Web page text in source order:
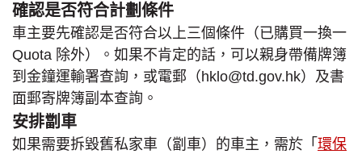
確認是否符合計劃條件
車主要先確認是否符合以上三個條件（已購買一換一
Quota 除外）。如果不肯定的話，可以親身帶備牌簿
到金鐘運輸署查詢，或電郵（hklo@td.gov.hk）及書
面郵寄牌簿副本查詢。
安排劏車
如果需要拆毀舊私家車（劏車）的車主，需於「 環保